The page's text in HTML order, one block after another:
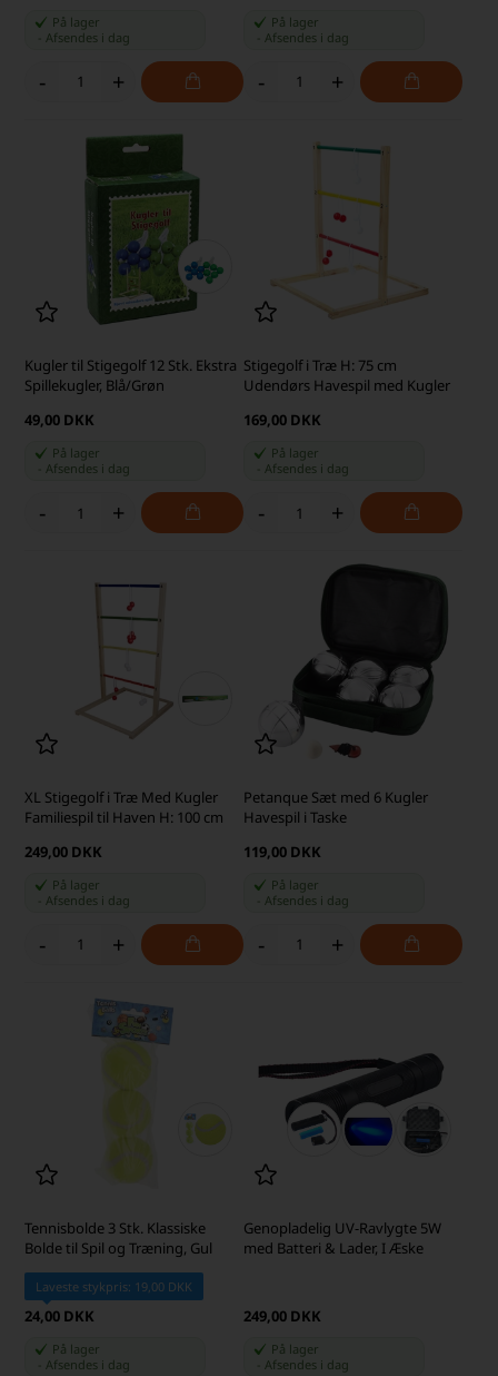
På lager
Afsendes i dag
- +
På lager
Afsendes i dag
- +
Kugler til Stigegolf 12 Stk. Ekstra
Spillekugler, Blå/Grøn
49,00 DKK
På lager
-Afsendes i dag
- +
Stigegolf i Træ H: 75 cm
Udendørs Havespil med Kugler
169,00 DKK
På lager
Afsendes i dag
- +
XL Stigegolf i Træ Med Kugler
Familiespil til Haven H: 100 cm
249,00 DKK
På lager
Afsendes i dag
- +
Petanque Sæt med 6 Kugler
Havespil i Taske
119,00 DKK
På lager
Afsendes i dag
- +
Tennisbolde 3 Stk. Klassiske
Bolde til Spil og Træning, Gul
Laveste stykpris: 19,00 DKK
24,00 DKK
På lager
-Afsendes i dag
Genopladelig UV-Ravlygte 5W
med Batteri & Lader, I Æske
249,00 DKK
På lager
Afsendes i dag